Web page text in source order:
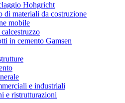
Hohgricht
di materiali da costruzione
mobile
in cemento Gamsen
e industriali
e ristrutturazioni